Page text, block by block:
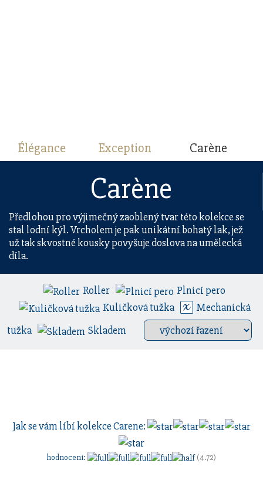
Élégance Exception Carène
Carène
Předlohou pro výjimečný zaoblený tvar této kolekce se
stal lodní kýl. Vrcholem je pak unikátní bohatý lak, jež
už tak skvostné kousky povyšuje doslova na umělecká
díla.
Roller
Plnicí pero
Kuličková tužka
Mechanická
tužka
Skladem
Jak se vám líbí kolekceCarene:
hodnocení: (4.72)